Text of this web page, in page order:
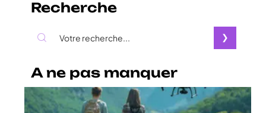
Recherche
A ne pas manquer